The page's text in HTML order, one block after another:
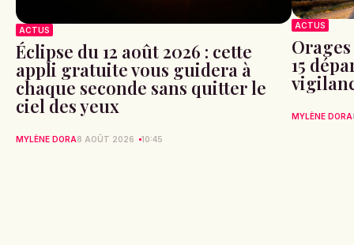
ACTUS
Éclipse du 12 août 2026 : cette
appli gratuite vous guidera à
chaque seconde sans quitter le
ciel des yeux
MYLÈNE DORA8 AOÛT 2026 10:45
ACTUS
15
MYLÈNE DORA